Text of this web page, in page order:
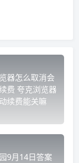
器怎么取消会
费 夸克浏览器
续费能关嘛
9月14日答案